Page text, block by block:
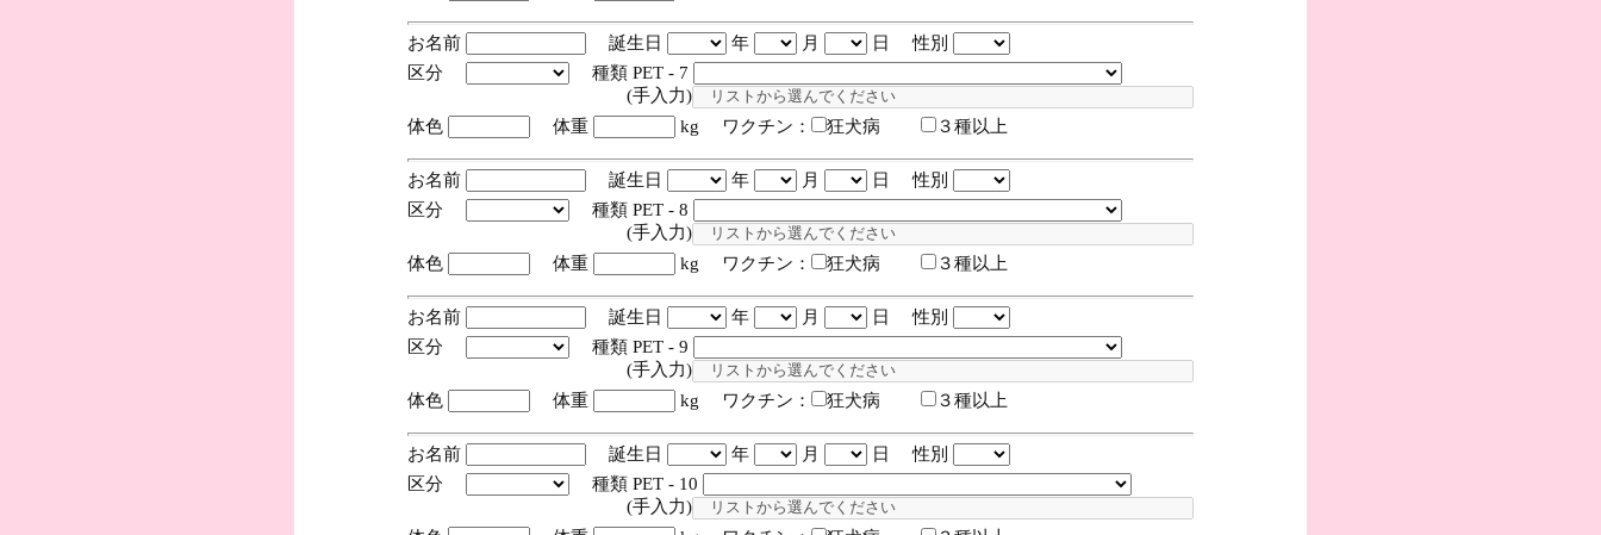
お名前 誕生日 年 月
日 性別
区分
種類 PET - 7
(手入力)
体色
体重 kg ワクチン： 狂犬病 ３種以上
お名前 誕生日 年 月
日 性別
区分
種類 PET - 8
(手入力)
体色
体重 kg ワクチン： 狂犬病 ３種以上
お名前 誕生日 年 月
日 性別
区分
種類 PET - 9
(手入力)
体色
体重 kg ワクチン： 狂犬病 ３種以上
お名前 誕生日 年 月
日 性別
区分
種類 PET - 10
(手入力)